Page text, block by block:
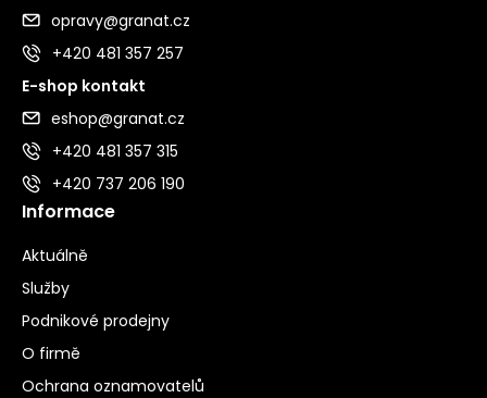
opravy@granat.cz
+420 481 357 257
E-shop kontakt
eshop@granat.cz
+420 481 357 315
+420 737 206 190
Informace
Aktuálně
Služby
Podnikové prodejny
O firmě
Ochrana oznamovatelů